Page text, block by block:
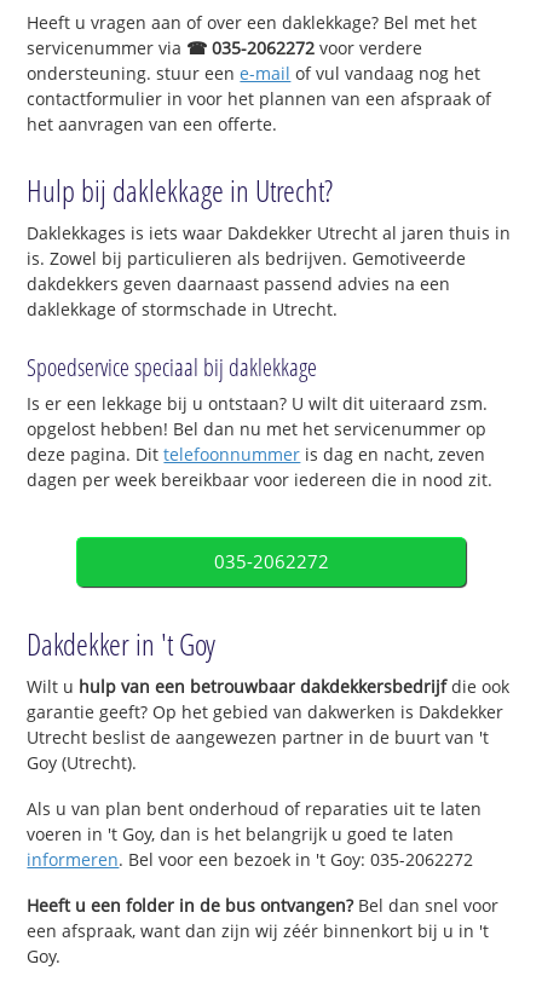
Heeft u vragen aan of over een daklekkage? Bel met het
servicenummer via ☎ 035-2062272 voor verdere
ondersteuning. stuur eene-mail of vul vandaag nog het
contactformulier in voor het plannen van een afspraak of
het aanvragen van een offerte.
Hulp bij daklekkage in Utrecht?
Daklekkages is iets waar Dakdekker Utrecht al jaren thuis in
is. Zowel bij particulieren als bedrijven. Gemotiveerde
dakdekkers geven daarnaast passend advies na een
daklekkage of stormschade in Utrecht.
Spoedservice speciaal bij daklekkage
Is er een lekkage bij u ontstaan? U wilt dit uiteraard zsm.
opgelost hebben! Bel dan nu met het servicenummer op
deze pagina. Dittelefoonnummer is dag en nacht, zeven
dagen per week bereikbaar voor iedereen die in nood zit.
035-2062272
Dakdekker in 't Goy
Wilt u hulp van een betrouwbaar dakdekkersbedrijfdie ook
garantie geeft? Op het gebied van dakwerken is Dakdekker
Utrecht beslist de aangewezen partner in de buurt van 't
Goy (Utrecht).
Als u van plan bent onderhoud of reparaties uit te laten
voeren in 't Goy, dan is het belangrijk u goed te laten
informeren. Bel voor een bezoek in 't Goy: 035-2062272
Heeft u een folder in de bus ontvangen?Bel dan snel voor
een afspraak, want dan zijn wij zéér binnenkort bij u in 't
Goy.